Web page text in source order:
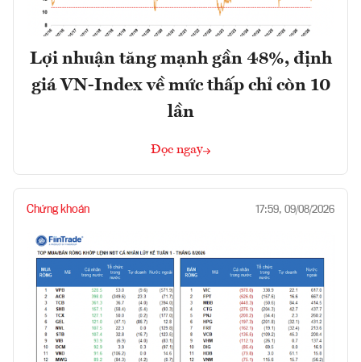
Lợi nhuận tăng mạnh gần 48%, định
giá VN-Index về mức thấp chỉ còn 10
lần
Đọc ngay
Chứng khoán 17:59, 09/08/2026